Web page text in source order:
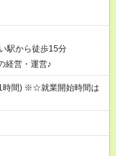
駅から徒歩15分
経営・運営♪
間) ※☆就業開始時間は